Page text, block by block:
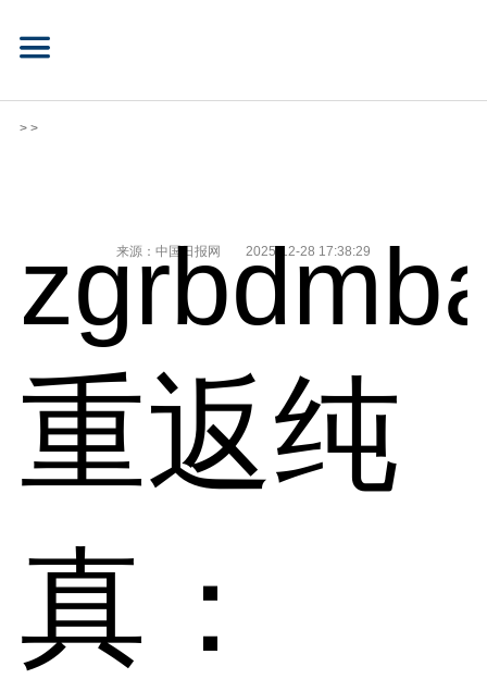
> >
来源：中国日报网 2025-12-28 17:38:29
重返纯
真：